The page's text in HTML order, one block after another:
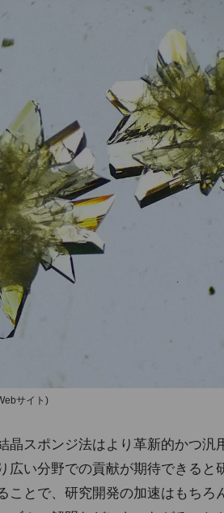
サイト)
晶スポンジ法はより革新的かつ汎
広い分野での貢献が期待できると
ことで、研究開発の加速はもちろ